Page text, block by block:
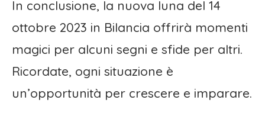
In conclusione, la nuova luna del 14
ottobre 2023 in Bilancia offrirà momenti
magici per alcuni segni e sfide per altri.
Ricordate, ogni situazione è
un’opportunità per crescere e imparare.